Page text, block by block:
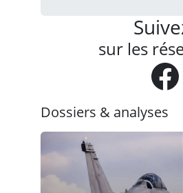
sur les
Dossiers & analyses